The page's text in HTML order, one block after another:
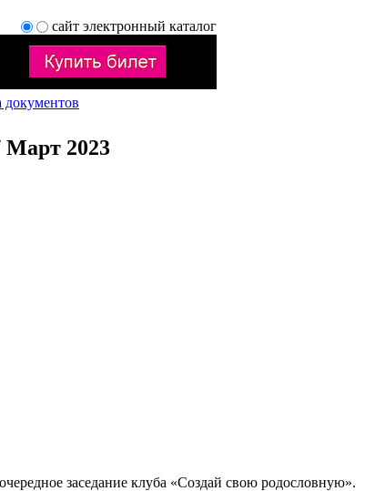
сайт электронный каталог
документов
Март 2023
заседание клуба «Создай свою родословную».